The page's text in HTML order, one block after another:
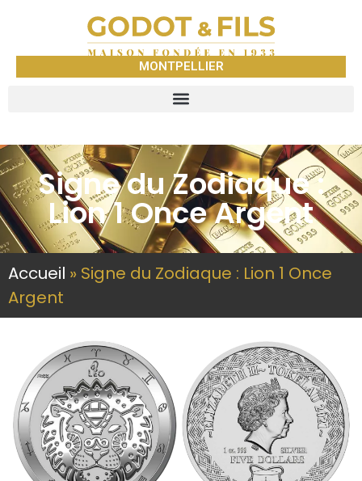
MONTPELLIER
Signe du Zodiaque :
Lion 1 Once Argent
Accueil » Signe du Zodiaque : Lion 1 Once
Argent